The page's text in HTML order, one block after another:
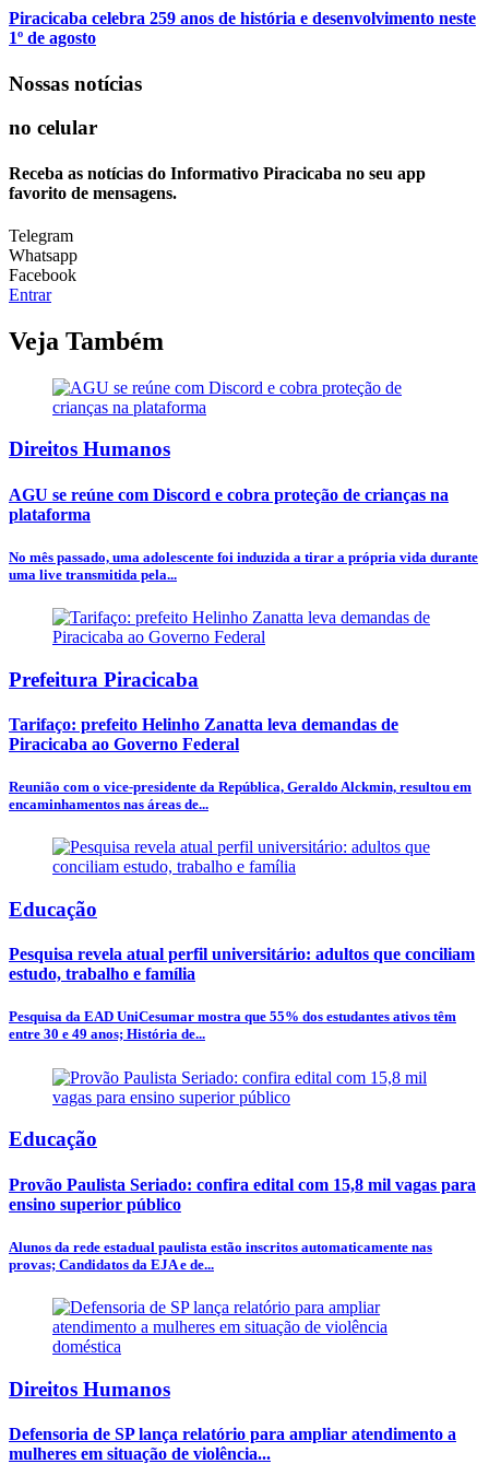
Piracicaba celebra 259 anos de história e desenvolvimento neste
1º de agosto
Nossas notícias
no celular
Receba as notícias do Informativo Piracicaba no seu app
favorito de mensagens.
Telegram
Whatsapp
Facebook
Entrar
Veja Também
Direitos Humanos
AGU se reúne com Discord e cobra proteção de crianças na
plataforma
No mês passado, uma adolescente foi induzida a tirar a própria vida durante
uma live transmitida pela...
Prefeitura Piracicaba
Tarifaço: prefeito Helinho Zanatta leva demandas de
Piracicaba ao Governo Federal
Reunião com o vice-presidente da República, Geraldo Alckmin, resultou em
encaminhamentos nas áreas de...
Educação
Pesquisa revela atual perfil universitário: adultos que conciliam
estudo, trabalho e família
Pesquisa da EAD UniCesumar mostra que 55% dos estudantes ativos têm
entre 30 e 49 anos; História de...
Educação
Provão Paulista Seriado: confira edital com 15,8 mil vagas para
ensino superior público
Alunos da rede estadual paulista estão inscritos automaticamente nas
provas; Candidatos da EJA e de...
Direitos Humanos
Defensoria de SP lança relatório para ampliar atendimento a
mulheres em situação de violência...